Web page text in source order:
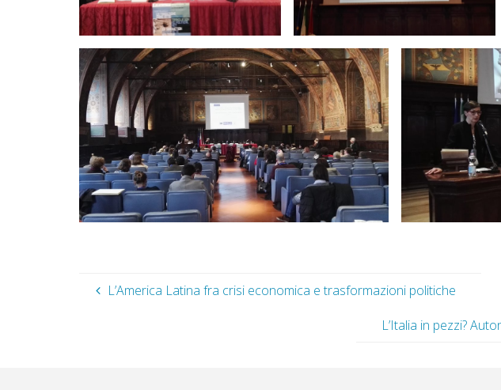
L’America Latina fra crisi economica e trasformazioni politiche
L’Italia in pezzi?